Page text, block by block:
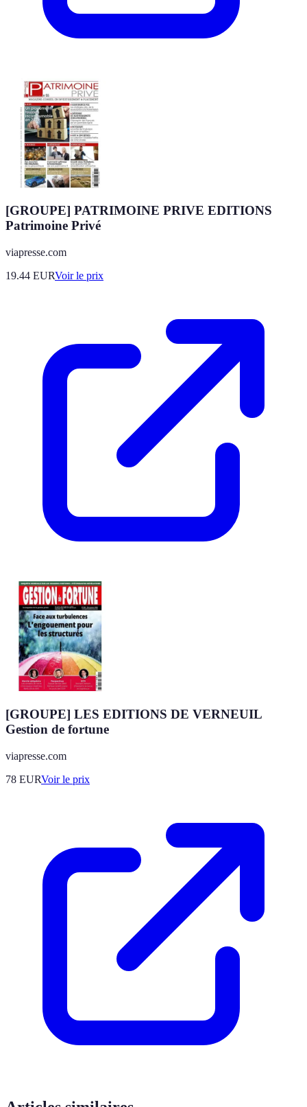
[GROUPE] PATRIMOINE PRIVE EDITIONS
Patrimoine Privé
viapresse.com
19.44 EURVoir le prix
[GROUPE] LES EDITIONS DE VERNEUIL
Gestion de fortune
viapresse.com
78 EURVoir le prix